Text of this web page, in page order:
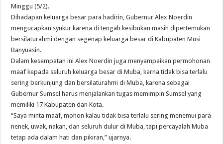
Minggu (5/2).
Dihadapan keluarga besar para hadirin, Gubernur Alex Noerdin
mengucapkan syukur karena di tengah kesibukan masih dipertemukan
bersilaturahmi dengan segenap keluarga besar di Kabupaten Musi
Banyuasin.
Dalam kesempatan ini Alex Noerdin juga menyampaikan permohonan
maaf kepada seluruh keluarga besar di Muba, karna tidak bisa terlalu
sering berkunjung dan bersilaturahmi di Muba, karena sebagai
Gubernur Sumsel harus menjalankan tugas memimpin Sumsel yang
memiliki 17 Kabupaten dan Kota.
“Saya minta maaf, mohon kalau tidak bisa terlalu sering menemui para
nenek, uwak, nakan, dan seluruh dulur di Muba, tapi percayalah Muba
tetap ada dalam hati dan pikiran,” ujarnya.